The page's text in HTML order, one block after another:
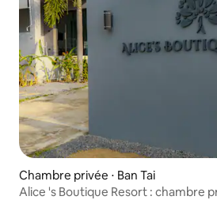
Chambre privée ⋅ Ban Tai
Alice 's Boutique Resort : chambre